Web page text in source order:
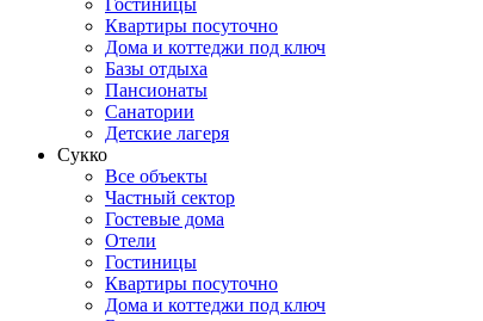
Гостиницы
Квартиры посуточно
Дома и коттеджи под ключ
Базы отдыха
Пансионаты
Санатории
Детские лагеря
Сукко
Все объекты
Частный сектор
Гостевые дома
Отели
Гостиницы
Квартиры посуточно
Дома и коттеджи под ключ